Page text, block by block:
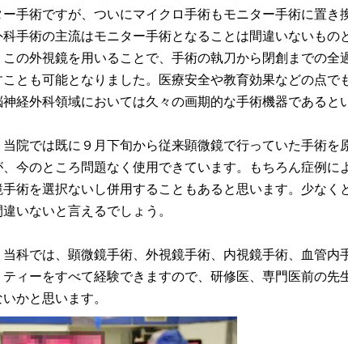
ー手術ですが、ついにマイクロ手術もモニター手術に置き
科手術の主流はモニター手術となることは間違いないもの
の外視鏡を用いることで、手術の執刀から閉創までの全
ことも可能となりました。医療安全や教育効果などの点で
神経外科領域においては久々の画期的な手術機器であると
院では既に９月下旬から従来顕微鏡で行っていた手術を
、今のところ問題なく使用できています。もちろん症例に
手術を選択ないし併用することもあると思います。少なく
違いないと言えるでしょう。
科では、顕微鏡手術、外視鏡手術、内視鏡手術、血管内
ティーをすべて経験できますので、研修医、専門医前の先
いかと思います。